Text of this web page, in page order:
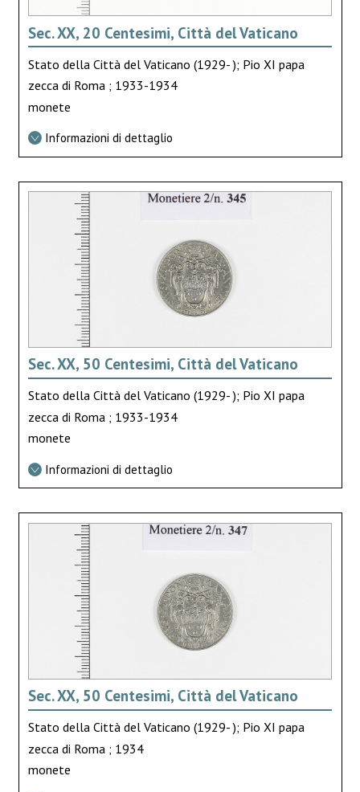
Sec. XX, 20 Centesimi, Città del Vaticano
Stato della Città del Vaticano (1929- ); Pio XI papa
zecca di Roma ; 1933-1934
monete
Informazioni di dettaglio
Sec. XX, 50 Centesimi, Città del Vaticano
Stato della Città del Vaticano (1929- ); Pio XI papa
zecca di Roma ; 1933-1934
monete
Informazioni di dettaglio
Sec. XX, 50 Centesimi, Città del Vaticano
Stato della Città del Vaticano (1929- ); Pio XI papa
zecca di Roma ; 1934
monete